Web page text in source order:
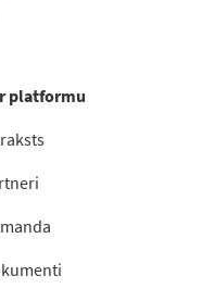
platformu